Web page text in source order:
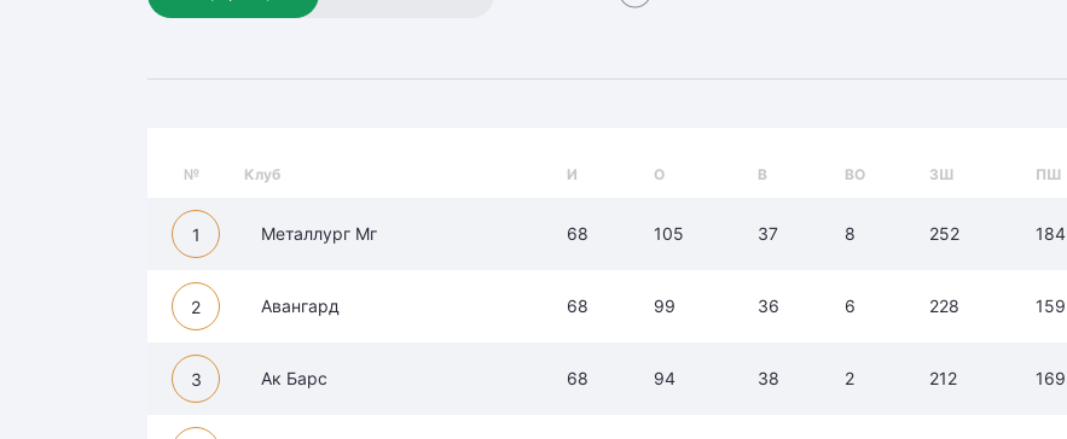
Локомотив Амур
№ Клуб И О В ВО ЗШ ПШ
1 Металлург Мг 68 105 37 8 252 184
2 Авангард 68 99 36 6 228 159
3 Ак Барс 68 94 38 2 212 169